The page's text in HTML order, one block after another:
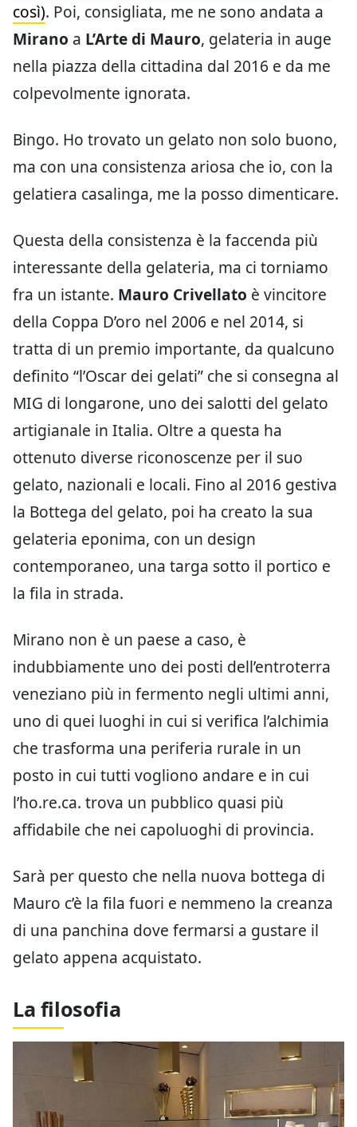
così). Poi, consigliata, me ne sono andata a
Mirano a L’Arte di Mauro, gelateria in auge
nella piazza della cittadina dal 2016 e da me
colpevolmente ignorata.
Bingo. Ho trovato un gelato non solo buono,
ma con una consistenza ariosa che io, con la
gelatiera casalinga, me la posso dimenticare.
Questa della consistenza è la faccenda più
interessante della gelateria, ma ci torniamo
fra un istante. Mauro Crivellato è vincitore
della Coppa D’oro nel 2006 e nel 2014, si
tratta di un premio importante, da qualcuno
definito “l’Oscar dei gelati” che si consegna al
MIG di longarone, uno dei salotti del gelato
artigianale in Italia. Oltre a questa ha
ottenuto diverse riconoscenze per il suo
gelato, nazionali e locali. Fino al 2016 gestiva
la Bottega del gelato, poi ha creato la sua
gelateria eponima, con un design
contemporaneo, una targa sotto il portico e
la fila in strada.
Mirano non è un paese a caso, è
indubbiamente uno dei posti dell’entroterra
veneziano più in fermento negli ultimi anni,
uno di quei luoghi in cui si verifica l’alchimia
che trasforma una periferia rurale in un
posto in cui tutti vogliono andare e in cui
l’ho.re.ca. trova un pubblico quasi più
affidabile che nei capoluoghi di provincia.
Sarà per questo che nella nuova bottega di
Mauro c’è la fila fuori e nemmeno la creanza
di una panchina dove fermarsi a gustare il
gelato appena acquistato.
La filosofia